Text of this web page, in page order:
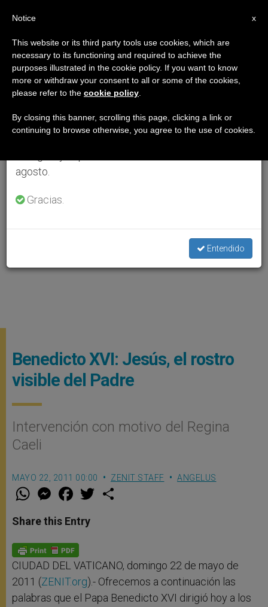
Benedicto XVI: Jesús, el rostro
visible del Padre
Intervención con motivo del Regina
Caeli
MAYO 22, 2011 00:00 ZENIT STAFF ANGELUS
W
t
s
p
p
M
e
s
e
g
e
r
F
a
e
b
o
k
w
Share this Entry
CIUDAD DEL VATICANO, domingo 22 de mayo de
2011 (ZENIT.org).- Ofrecemos a continuación las
palabras que el Papa Benedicto XVI dirigió hoy a los
×
Aviso importante
Del 27 de julio al 7 de agosto haremos la pausa
anual, aprovechando que en el periodo de verano
se generan menos informaciones y también el
agosto.
Gracias.
Entendido
x
Notice
This website or its third party tools use cookies, which are
necessary to its functioning and required to achieve the
purposes illustrated in the cookie policy. If you want to know
more or withdraw your consent to all or some of the cookies,
please refer to the cookie policy
By closing this banner, scrolling this page, clicking a link or
continuing to browse otherwise, you agree to the use of cookies.